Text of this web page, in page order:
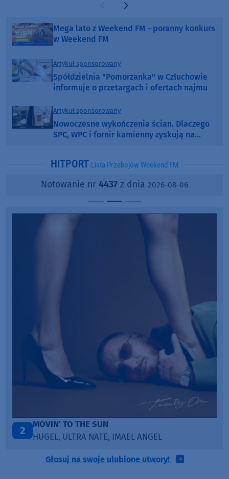
Poprzednia strona
Następna strona
Mega lato z Weekend FM - poranny konkurs
w Weekend FM
Artykuł sponsorowany
Spółdzielnia "Pomorzanka" w Człuchowie
informuje o przetargach i ofertach najmu
Artykuł sponsorowany
Nowoczesne wykończenia ścian. Dlaczego
SPC, WPC i fornir kamienny zyskują na
HITPORT Lista Przebojów Weekend FM
Notowanie nr 4437 z dnia 2026-08-06
3
ITEPE ITEDE
SANAH
Głosuj na swoje ulubione utwory!